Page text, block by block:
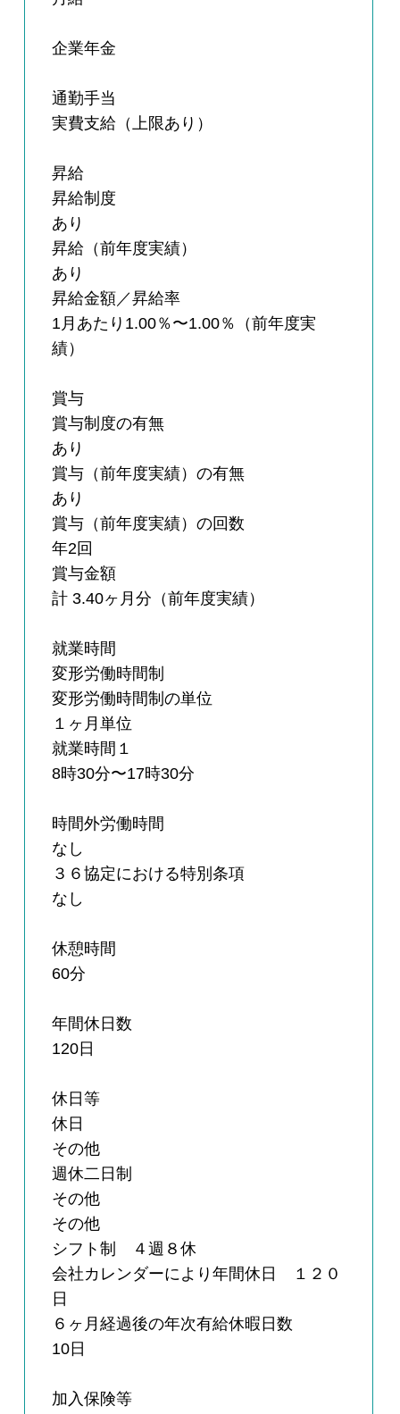
企業年金
通勤手当
実費支給（上限あり）
昇給
昇給制度
あり
昇給（前年度実績）
あり
昇給金額／昇給率
1月あたり1.00％〜1.00％（前年度実
績）
賞与
賞与制度の有無
あり
賞与（前年度実績）の有無
あり
賞与（前年度実績）の回数
年2回
賞与金額
計 3.40ヶ月分（前年度実績）
就業時間
変形労働時間制
変形労働時間制の単位
１ヶ月単位
就業時間１
8時30分〜17時30分
時間外労働時間
なし
３６協定における特別条項
なし
休憩時間
60分
年間休日数
120日
休日等
休日
その他
週休二日制
その他
その他
シフト制 ４週８休
会社カレンダーにより年間休日 １２０
日
６ヶ月経過後の年次有給休暇日数
10日
加入保険等